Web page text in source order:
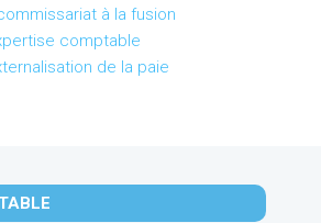
à la fusion
comptable
de la paie